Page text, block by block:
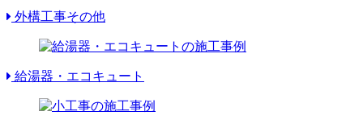
外構工事その他
給湯器・エコキュート